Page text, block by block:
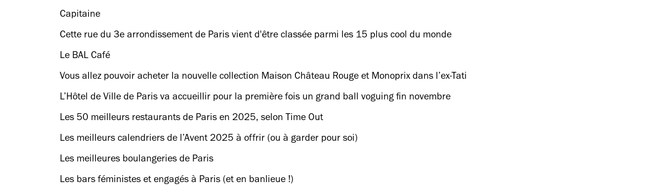
Capitaine
Cette rue du 3e arrondissement de Paris vient d'être classée parmi les 15 plus cool du monde
Le BAL Café
Vous allez pouvoir acheter la nouvelle collection Maison Château Rouge et Monoprix dans l’ex-Tati
L’Hôtel de Ville de Paris va accueillir pour la première fois un grand ball voguing fin novembre
Les 50 meilleurs restaurants de Paris en 2025, selon Time Out
Les meilleurs calendriers de l’Avent 2025 à offrir (ou à garder pour soi)
Les meilleures boulangeries de Paris
Les bars féministes et engagés à Paris (et en banlieue !)